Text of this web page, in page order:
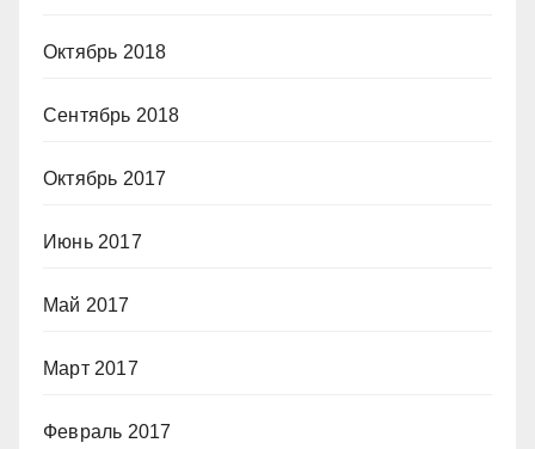
Октябрь 2018
Сентябрь 2018
Октябрь 2017
Июнь 2017
Май 2017
Март 2017
Февраль 2017